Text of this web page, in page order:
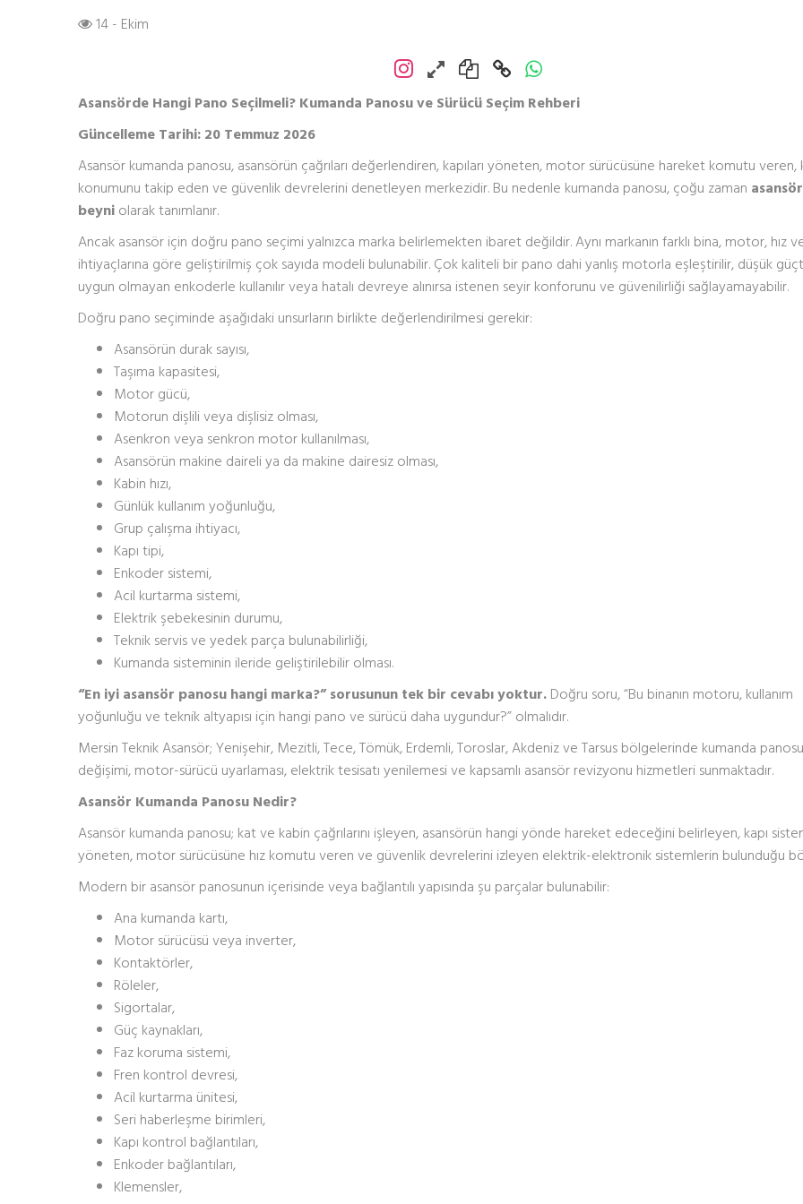
14 - Ekim
Asansörde Hangi Pano Seçilmeli? Kumanda Panosu ve Sürücü Seçim Rehberi
Güncelleme Tarihi: 20 Temmuz 2026
Asansör kumanda panosu, asansörün çağrıları değerlendiren, kapıları yöneten, motor sürücüsüne hareket komutu veren,
konumunu takip eden ve güvenlik devrelerini denetleyen merkezidir. Bu nedenle kumanda panosu, çoğu zaman
beyni olarak tanımlanır.
Ancak asansör için doğru pano seçimi yalnızca marka belirlemekten ibaret değildir. Aynı markanın farklı bina, motor, hız
ihtiyaçlarına göre geliştirilmiş çok sayıda modeli bulunabilir. Çok kaliteli bir pano dahi yanlış motorla eşleştirilir, düşük
uygun olmayan enkoderle kullanılır veya hatalı devreye alınırsa istenen seyir konforunu ve güvenilirliği sağlayamayabilir.
Doğru pano seçiminde aşağıdaki unsurların birlikte değerlendirilmesi gerekir:
Asansörün durak sayısı,
Taşıma kapasitesi,
Motor gücü,
Motorun dişlili veya dişlisiz olması,
Asenkron veya senkron motor kullanılması,
Asansörün makine daireli ya da makine dairesiz olması,
Kabin hızı,
Günlük kullanım yoğunluğu,
Grup çalışma ihtiyacı,
Kapı tipi,
Enkoder sistemi,
Acil kurtarma sistemi,
Elektrik şebekesinin durumu,
Teknik servis ve yedek parça bulunabilirliği,
Kumanda sisteminin ileride geliştirilebilir olması.
“En iyi asansör panosu hangi marka?” sorusunun tek bir cevabı yoktur. Doğru soru, “Bu binanın motoru, kullanım
yoğunluğu ve teknik altyapısı için hangi pano ve sürücü daha uygundur?” olmalıdır.
Mersin Teknik Asansör; Yenişehir, Mezitli, Tece, Tömük, Erdemli, Toroslar, Akdeniz ve Tarsus bölgelerinde kumanda panosu
değişimi, motor-sürücü uyarlaması, elektrik tesisatı yenilemesi ve kapsamlı asansör revizyonu hizmetleri sunmaktadır.
Asansör Kumanda Panosu Nedir?
Asansör kumanda panosu; kat ve kabin çağrılarını işleyen, asansörün hangi yönde hareket edeceğini belirleyen, kapı
yöneten, motor sürücüsüne hız komutu veren ve güvenlik devrelerini izleyen elektrik-elektronik sistemlerin bulunduğu
Modern bir asansör panosunun içerisinde veya bağlantılı yapısında şu parçalar bulunabilir:
Ana kumanda kartı,
Motor sürücüsü veya inverter,
Kontaktörler,
Röleler,
Sigortalar,
Güç kaynakları,
Faz koruma sistemi,
Fren kontrol devresi,
Acil kurtarma ünitesi,
Seri haberleşme birimleri,
Kapı kontrol bağlantıları,
Enkoder bağlantıları,
Klemensler,